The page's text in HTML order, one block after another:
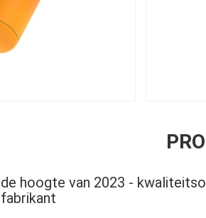
de hoogte van 2023 -
fabrikant